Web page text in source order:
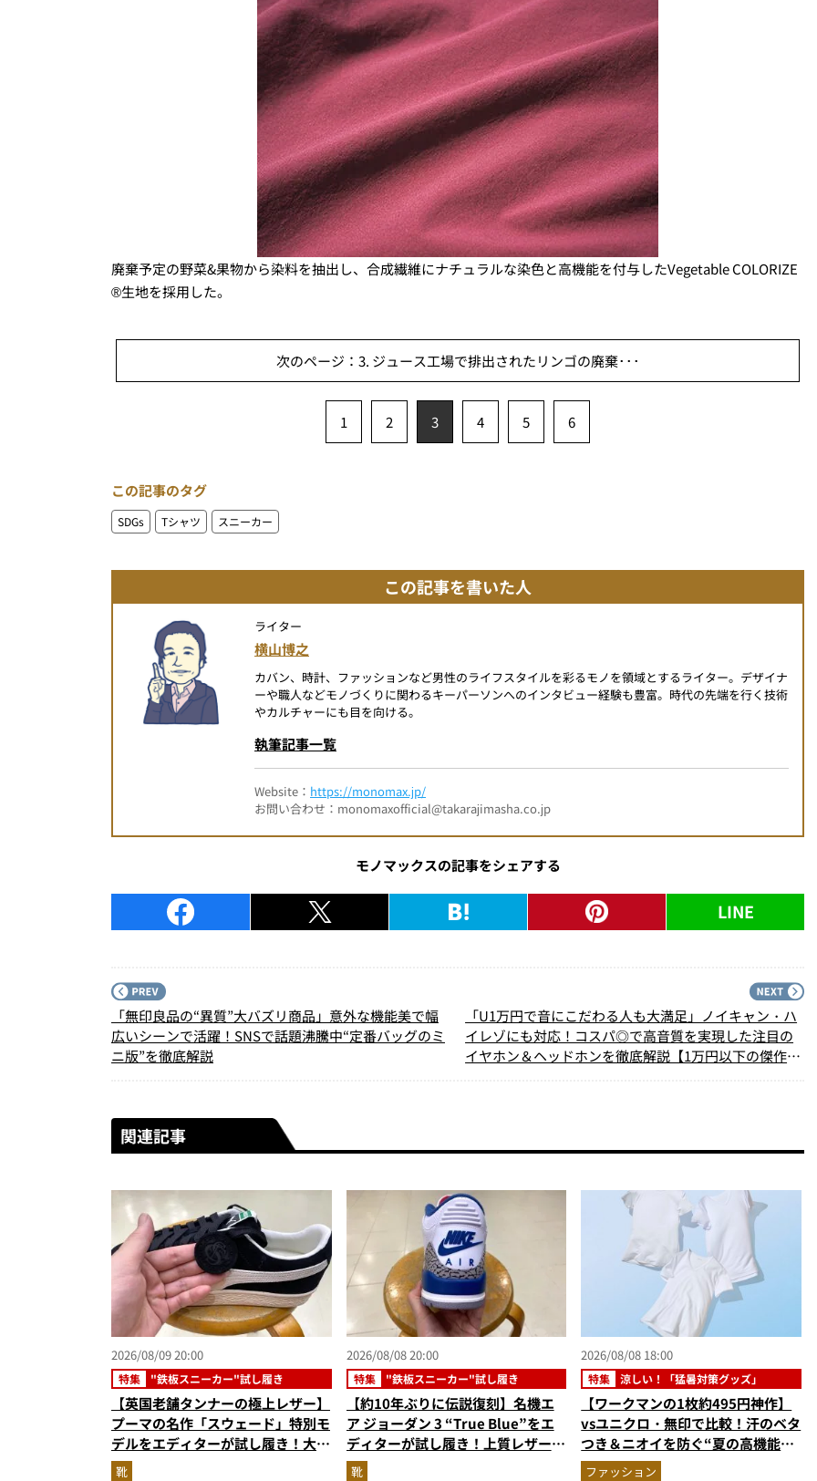
廃棄予定の野菜&果物から染料を抽出し、合成繊維にナチュラルな染色と高機能を付与したVegetable COLORIZE
®生地を採用した。
次のページ：3. ジュース工場で排出されたリンゴの廃棄･･･
1 2 3 4 5 6
この記事のタグ
SDGs Tシャツ スニーカー
この記事を書いた人
ライター
横山博之
カバン、時計、ファッションなど男性のライフスタイルを彩るモノを領域とするライター。デザイナ
ーや職人などモノづくりに関わるキーパーソンへのインタビュー経験も豊富。時代の先端を行く技術
やカルチャーにも目を向ける。
執筆記事一覧
Website： https://monomax.jp/
お問い合わせ：monomaxofficial@takarajimasha.co.jp
モノマックスの記事をシェアする
LINE
「無印良品の“異質”大バズリ商品」意外な機能美で幅
広いシーンで活躍！SNSで話題沸騰中“定番バッグのミ
ニ版”を徹底解説
「U1万円で音にこだわる人も大満足」ノイキャン・ハ
イレゾにも対応！コスパ◎で高音質を実現した注目の
イヤホン＆ヘッドホンを徹底解説【1万円以下の傑作
関連記事
2026/08/09 20:00
特集 "鉄板スニーカー"試し履き
【英国老舗タンナーの極上レザー】
プーマの名作「スウェード」特別モ
デルをエディターが試し履き！大人
が選ぶべき最高峰スニーカー
靴
2026/08/08 20:00
特集 "鉄板スニーカー"試し履き
【約10年ぶりに伝説復刻】名機エ
ア ジョーダン 3 “True Blue”をエ
ディターが試し履き！上質レザーと
エレファント柄が放つ圧倒的存在感
靴
2026/08/08 18:00
特集 涼しい！「猛暑対策グッズ」
【ワークマンの1枚約495円神作】
vsユニクロ・無印で比較！汗のベタ
つき＆ニオイを防ぐ“夏の高機能イ
ンナー”3選を徹底解剖。あなたに
ファッション